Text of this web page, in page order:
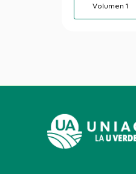
Volumen 1